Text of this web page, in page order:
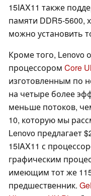
15IAX11 также
памяти DDR5-
можно установить
Кроме того, Lenovo
процессором Core
изготовленным по
на четыре более
меньше потоков,
10, которую мы
Lenovo предлагает
15IAX11 с
графическим
имеющим тот же
предшественник.